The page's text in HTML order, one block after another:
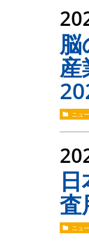
脳
産
ニュ
査
ニュ